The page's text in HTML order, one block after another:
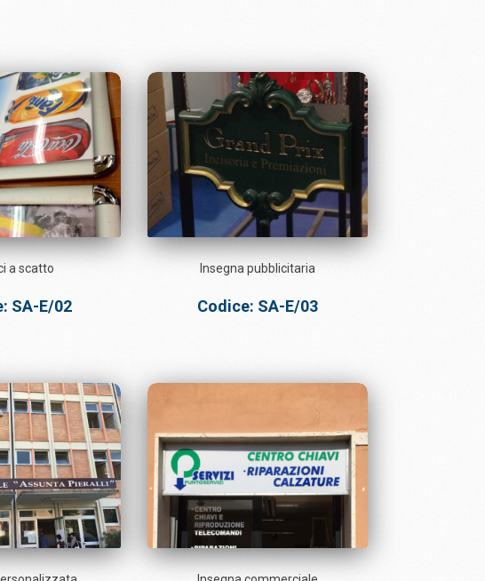
a scatto
SA-E/02
Insegna pubblicitaria
Codice: SA-E/03